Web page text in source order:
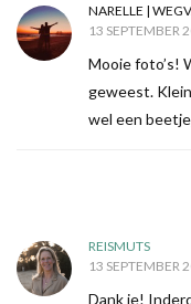
NARELLE |
13 SEPTEMBER
Mooie foto’s!
geweest.
wel een
REISMUTS
13 SEPTEMBER
Dank je!